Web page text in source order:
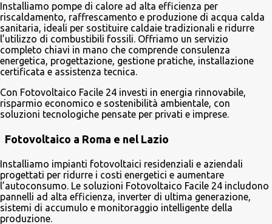
Installiamo pompe di calore ad alta efficienza per
riscaldamento, raffrescamento e produzione di acqua calda
sanitaria, ideali per sostituire caldaie tradizionali e ridurre
l’utilizzo di combustibili fossili. Offriamo un servizio
completo chiavi in mano che comprende consulenza
energetica, progettazione, gestione pratiche, installazione
certificata e assistenza tecnica.
Con Fotovoltaico Facile 24 investi in energia rinnovabile,
risparmio economico e sostenibilità ambientale, con
soluzioni tecnologiche pensate per privati e imprese.
Fotovoltaico a Roma e nel Lazio
Installiamo impianti fotovoltaici residenziali e aziendali
progettati per ridurre i costi energetici e aumentare
l’autoconsumo. Le soluzioni Fotovoltaico Facile 24 includono
pannelli ad alta efficienza, inverter di ultima generazione,
sistemi di accumulo e monitoraggio intelligente della
produzione.